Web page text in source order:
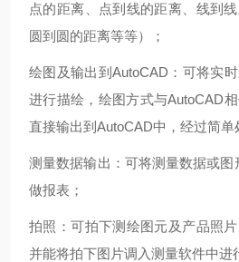
点的距离、点到线的距离、线到
圆到圆的距离等等）；
绘图及输出到 AutoCAD ：可将实
进行描绘，绘图方式与AutoCAD
直接输出到 AutoCAD中，经过简单
测量数据输出： 可将测量数据或图
做报表；
拍照：可拍下测绘图元及产品照片
并能将拍下图片调入测量软件中进